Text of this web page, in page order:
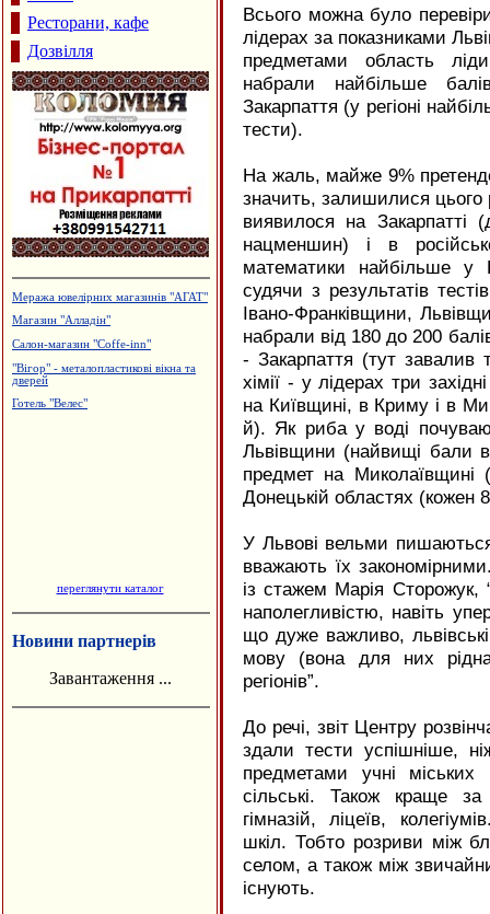
Ресторани, кафе
Дозвілля
Будцентр "Деніго"
Архітектурне проектування.
Меблева фабрика "ТТТ"
Виготовлення зовнішньої реклами,
переглянути каталог
Новини партнерів
Завантаження ...
Всього можна було
лідерах за показниками
предметами область
набрали найбільше
Закарпаття (у регіоні
тести).
На жаль, майже 9%
значить, залишилися цього
виявилося на Закарпатті
нацменшин) і в
математики найбільше у
судячи з результатів
Івано-Франківщини,
набрали від 180 до 200
- Закарпаття (тут завалив
хімії - у лідерах три
на Київщині, в Криму і в
й). Як риба у воді
Львівщини (найвищі бали
предмет на Миколаївщині
Донецькій областях (кожен
У Львові вельми
вважають їх
із стажем Марія Сторожук,
наполегливістю, навіть
що дуже важливо,
мову (вона для них
регіонів”.
До речі, звіт Центру
здали тести успішніше,
предметами учні
сільські. Також краще
гімназій, ліцеїв,
шкіл. Тобто розриви між
селом, а також між
існують.